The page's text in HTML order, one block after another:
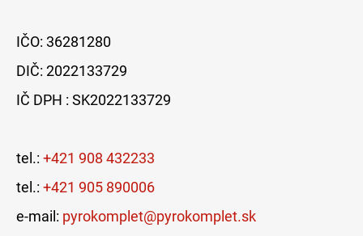
IČO: 36281280
DIČ: 2022133729
IČ DPH : SK2022133729
tel.: +421 908 432233
tel.: +421 905 890006
e-mail: pyrokomplet@pyrokomplet.sk